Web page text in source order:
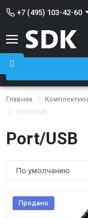
+7 (495) 103-42-60
Главная
Port/USB
Port/USB
Продано